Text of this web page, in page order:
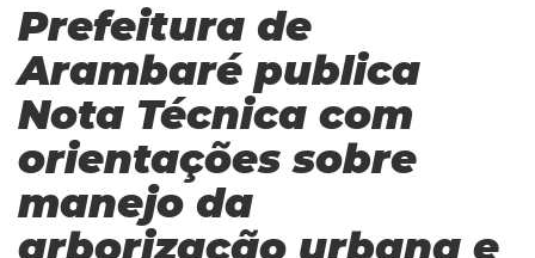
Prefeitura de
Arambaré publica
Nota Técnica com
orientações sobre
manejo da
arborização urbana e